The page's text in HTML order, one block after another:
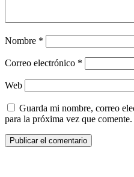
Nombre *
Correo electrónico *
Web
Guarda mi nombre, correo
para la próxima vez que comente.